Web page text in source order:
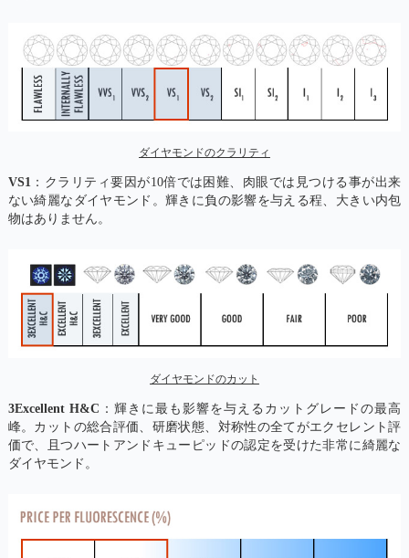
ダイヤモンドのクラリティ
VS1：クラリティ要因が10倍では困難、肉眼では見つける事が出来
ない綺麗なダイヤモンド。輝きに負の影響を与える程、大きい内包
物はありません。
ダイヤモンドのカット
3Excellent H&C ：輝きに最も影響を与えるカットグレードの最高
峰。カットの総合評価、研磨状態、対称性の全てがエクセレント評
価で、且つハートアンドキューピッドの認定を受けた非常に綺麗な
ダイヤモンド。